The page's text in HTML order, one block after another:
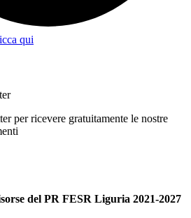
qui
per ricevere gratuitamente le nostre
del PR FESR Liguria 2021-2027